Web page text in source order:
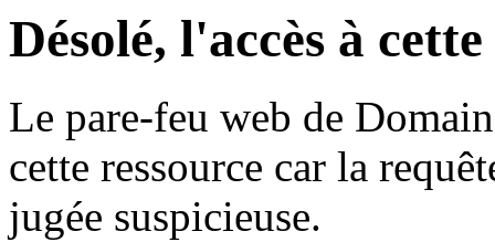
Désolé, l'accès à
Le pare-feu web de
cette ressource car la
jugée suspicieuse.